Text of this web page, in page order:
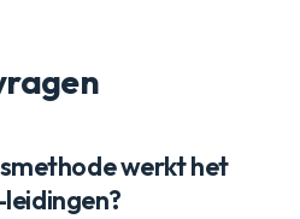
werkt het
leidingen?